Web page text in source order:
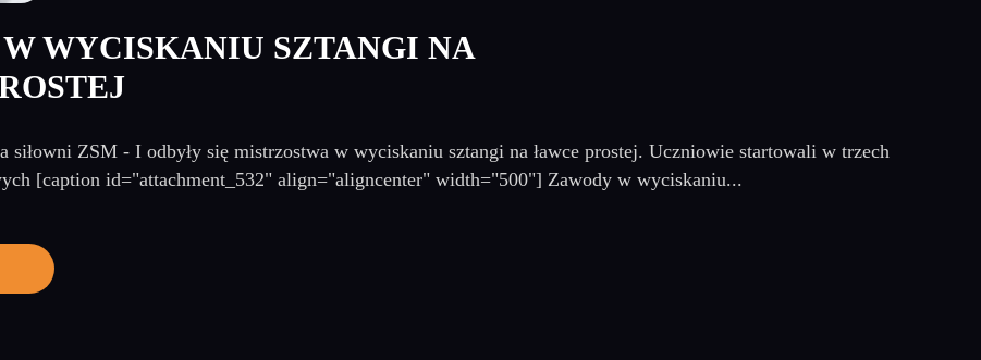
WYCISKANIU SZTANGI NA
siłowni ZSM - I odbyły się mistrzostwa w wyciskaniu sztangi na ławce prostej. Uczniowie startowali w trzech
[caption id="attachment_532" align="aligncenter" width="500"] Zawody w wyciskaniu...